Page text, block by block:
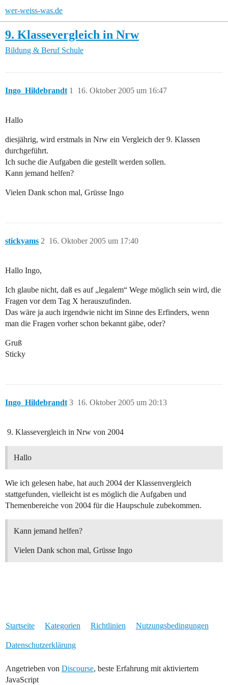
wer-weiss-was.de
9. Klassevergleich in Nrw
Bildung & Beruf Schule
Ingo_Hildebrandt 16. Oktober 2005 um 16:47
1
Hallo
diesjährig, wird erstmals in Nrw ein Vergleich der 9. Klassen
durchgeführt.
Ich suche die Aufgaben die gestellt werden sollen.
Kann jemand helfen?
Vielen Dank schon mal, Grüsse Ingo
stickyams 16. Oktober 2005 um 17:40
2
Hallo Ingo,
Ich glaube nicht, daß es auf „legalem“ Wege möglich sein wird, die
Fragen vor dem Tag X herauszufinden.
Das wäre ja auch irgendwie nicht im Sinne des Erfinders, wenn
man die Fragen vorher schon bekannt gäbe, oder?
Gruß
Sticky
Ingo_Hildebrandt 16. Oktober 2005 um 20:13
3
Klassevergleich in Nrw von 2004
Hallo
Wie ich gelesen habe, hat auch 2004 der Klassenvergleich
stattgefunden, vielleicht ist es möglich die Aufgaben und
Themenbereiche von 2004 für die Haupschule zubekommen.
Kann jemand helfen?
Vielen Dank schon mal, Grüsse Ingo
Startseite Kategorien Richtlinien Nutzungsbedingungen
Datenschutzerklärung
Angetrieben von Discourse, beste Erfahrung mit aktiviertem
JavaScript